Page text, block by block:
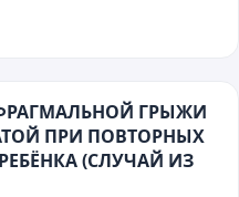
ГРЫЖИ
ПРИ ПОВТОРНЫХ
(СЛУЧАЙ ИЗ